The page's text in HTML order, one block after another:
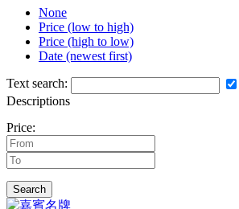
None
Price (low to high)
Price (high to low)
Date (newest first)
Text search:
Descriptions
Price:
Search